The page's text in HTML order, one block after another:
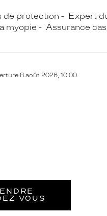
de protection Expert
myopie Assurance
8 août 2026, 10:00